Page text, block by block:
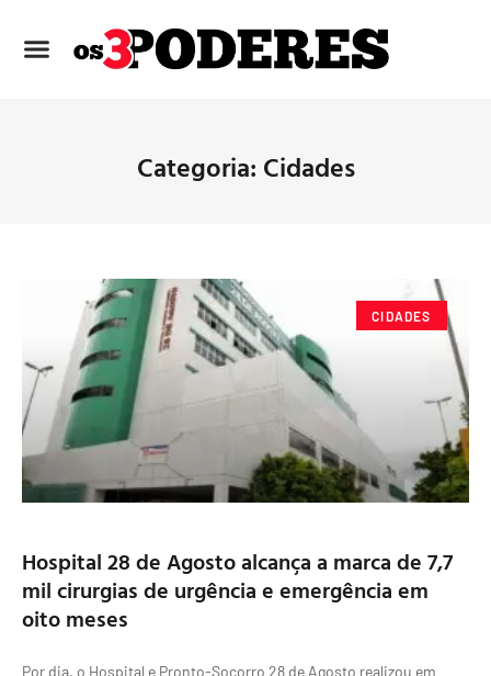
Categoria: Cidades
CIDADES
Hospital 28 de Agosto alcança a marca de 7,7
mil cirurgias de urgência e emergência em
oito meses
Por dia, o Hospital e Pronto-Socorro 28 de Agosto realizou em